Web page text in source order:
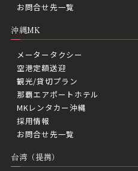
お問合せ先一覧
沖縄MK
メータータクシー
空港定額送迎
観光/貸切プラン
那覇エアポートホテル
MKレンタカー沖縄
採用情報
お問合せ先一覧
台湾（提携）